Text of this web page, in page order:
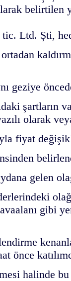
Ltd. Şti,
geziye
şartların
olarak
fiyat
gelen
gibi
önce
halinde